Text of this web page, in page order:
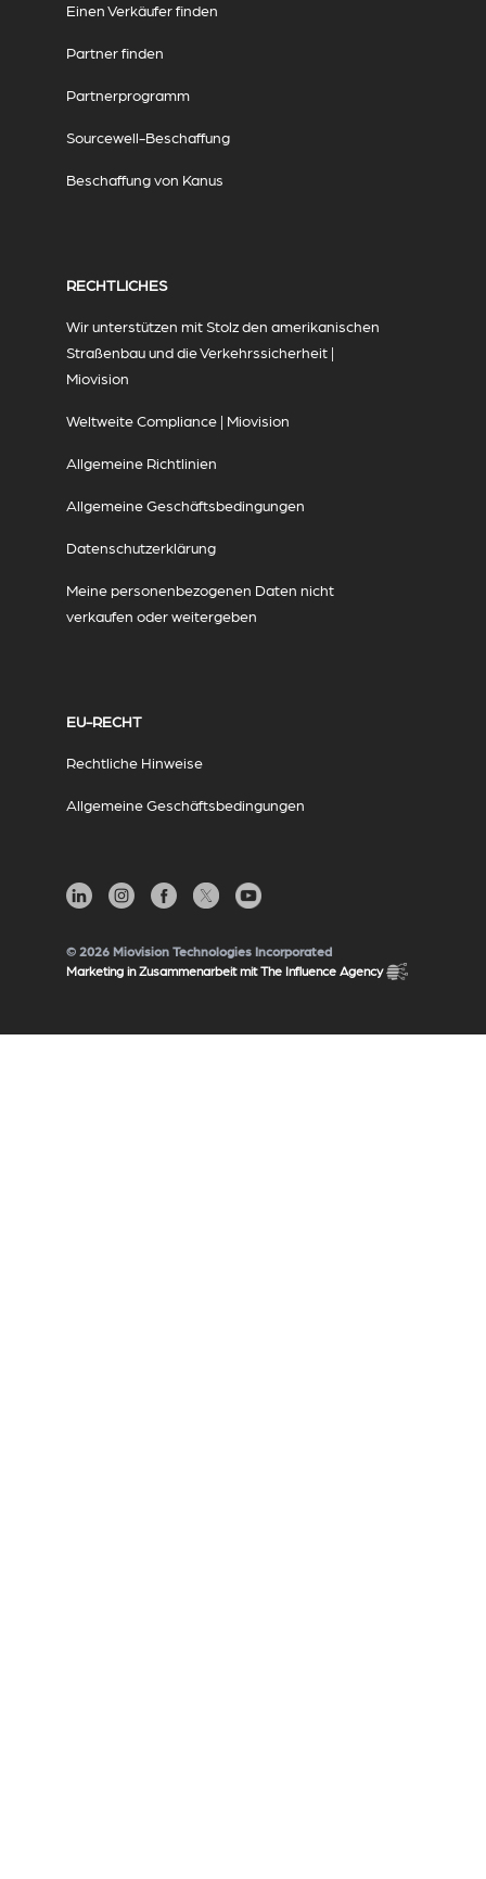
Einen Verkäufer finden
Partner finden
Partnerprogramm
Sourcewell-Beschaffung
Beschaffung von Kanus
RECHTLICHES
Wir unterstützen mit Stolz den amerikanischen
Straßenbau und die Verkehrssicherheit |
Miovision
Weltweite Compliance | Miovision
Allgemeine Richtlinien
Allgemeine Geschäftsbedingungen
Datenschutzerklärung
Meine personenbezogenen Daten nicht
verkaufen oder weitergeben
EU-RECHT
Rechtliche Hinweise
Allgemeine Geschäftsbedingungen
© 2026 Miovision Technologies Incorporated
Marketing in Zusammenarbeit mit The Influence Agency